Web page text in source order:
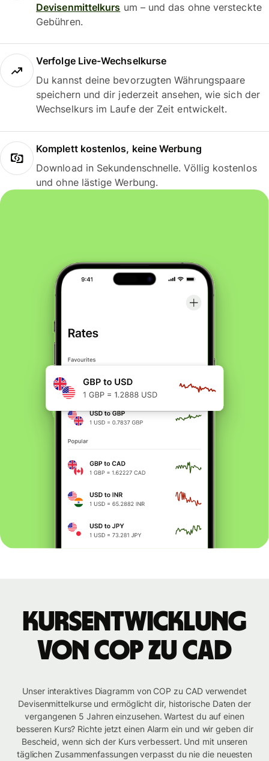
Devisenmittelkurs um – und das ohne versteckte
Gebühren.
Verfolge Live-Wechselkurse
Du kannst deine bevorzugten Währungspaare
speichern und dir jederzeit ansehen, wie sich der
Wechselkurs im Laufe der Zeit entwickelt.
Komplett kostenlos, keine Werbung
Download in Sekundenschnelle. Völlig kostenlos
und ohne lästige Werbung.
Kursentwicklung
von COP zu CAD
Unser interaktives Diagramm von COP zu CAD verwendet
Devisenmittelkurse und ermöglicht dir, historische Daten der
vergangenen 5 Jahren einzusehen. Wartest du auf einen
besseren Kurs? Richte jetzt einen Alarm ein und wir geben dir
Bescheid, wenn sich der Kurs verbessert. Und mit unseren
täglichen Zusammenfassungen verpasst du nie die neuesten